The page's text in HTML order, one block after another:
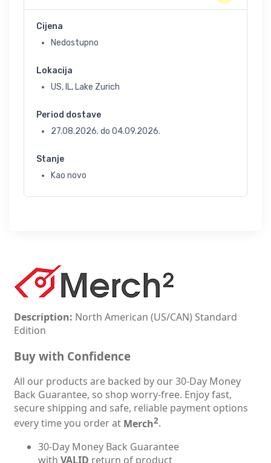
Cijena
Nedostupno
Lokacija
US, IL, Lake Zurich
Period dostave
27.08.2026. do 04.09.2026.
Stanje
Kao novo